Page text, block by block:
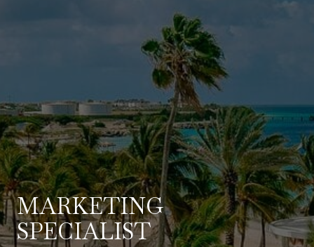
MARKETING
SPECIALIST